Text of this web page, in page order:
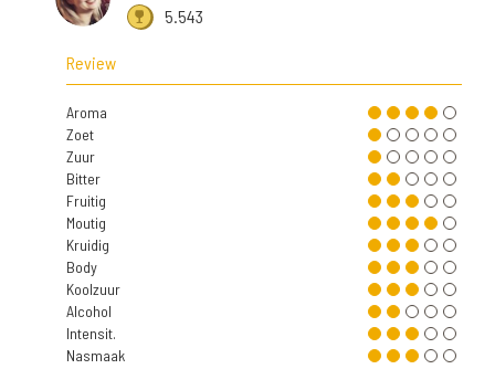
5.543
Review
Aroma
Zoet
Zuur
Bitter
Fruitig
Moutig
Kruidig
Body
Koolzuur
Alcohol
Intensit.
Nasmaak